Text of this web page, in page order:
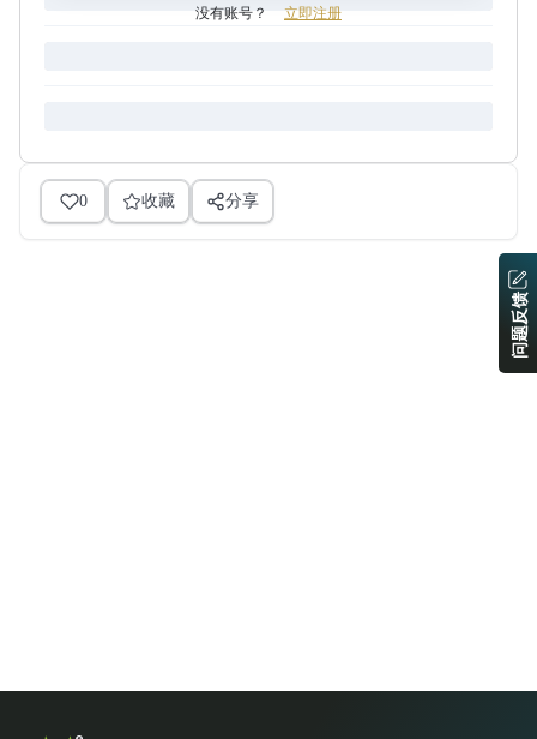
没有账号？ 立即注册
0 收藏 分享
问题反馈